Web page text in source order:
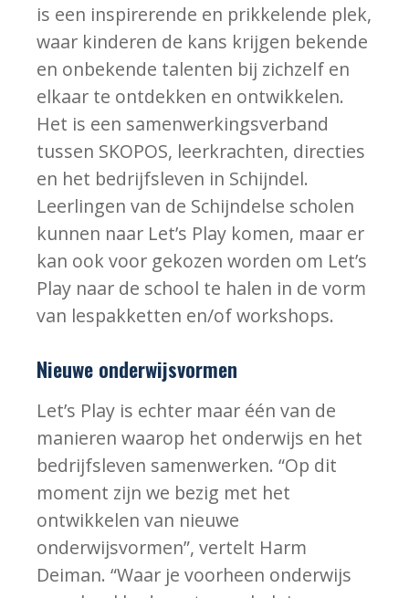
is een inspirerende en prikkelende plek,
waar kinderen de kans krijgen bekende
en onbekende talenten bij zichzelf en
elkaar te ontdekken en ontwikkelen.
Het is een samenwerkingsverband
tussen SKOPOS, leerkrachten, directies
en het bedrijfsleven in Schijndel.
Leerlingen van de Schijndelse scholen
kunnen naar Let’s Play komen, maar er
kan ook voor gekozen worden om Let’s
Play naar de school te halen in de vorm
van lespakketten en/of workshops.
Nieuwe onderwijsvormen
Let’s Play is echter maar één van de
manieren waarop het onderwijs en het
bedrijfsleven samenwerken. “Op dit
moment zijn we bezig met het
ontwikkelen van nieuwe
onderwijsvormen”, vertelt Harm
Deiman. “Waar je voorheen onderwijs